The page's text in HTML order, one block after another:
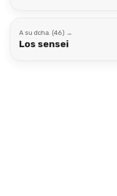
A su dcha. (46) →
Los sensei